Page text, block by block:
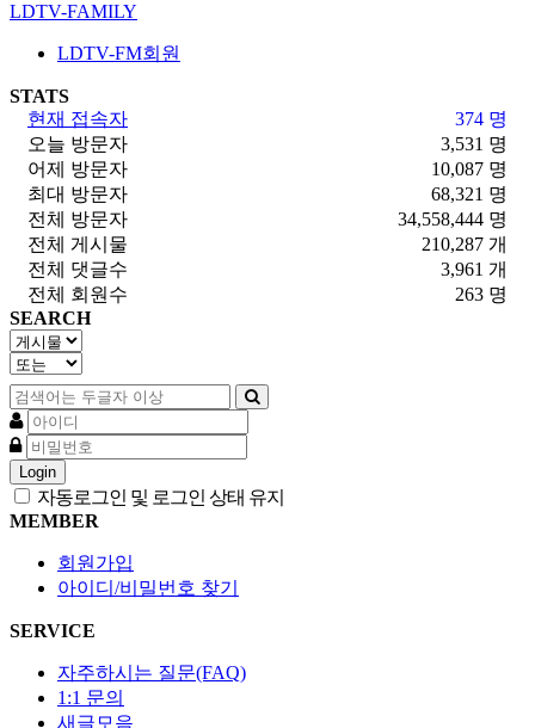
LDTV-FAMILY
LDTV-FM회원
STATS
374 명
현재 접속자
3,531 명
오늘 방문자
10,087 명
어제 방문자
68,321 명
최대 방문자
34,558,444 명
전체 방문자
210,287 개
전체 게시물
3,961 개
전체 댓글수
263 명
전체 회원수
SEARCH
Login
자동로그인 및 로그인 상태 유지
MEMBER
회원가입
아이디/비밀번호 찾기
SERVICE
자주하시는 질문(FAQ)
1:1 문의
새글모음